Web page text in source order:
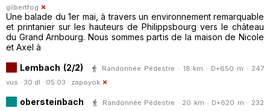
gilbertfog
Une balade du 1er mai, à travers un environnement remarquable
et printanier sur les hauteurs de Philippsbourg vers le château
du Grand Arnbourg. Nous sommes partis de la maison de Nicole
et Axel à
Lembach (2/2)
Randonnée Pédestre · 18 km · D+650 m · 247
vus · 30 dl · 05:03 · zapoyok
obersteinbach
Randonnée Pédestre · 20 km · D+620 m · 232